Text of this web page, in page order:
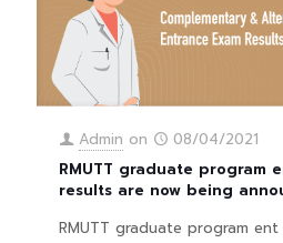
Admin on
08/04/2021
RMUTT graduate program
results are now being
RMUTT graduate program ent